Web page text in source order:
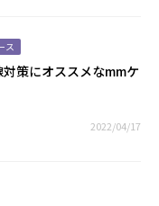
ス
策にオススメなmmケ
2022/04/17